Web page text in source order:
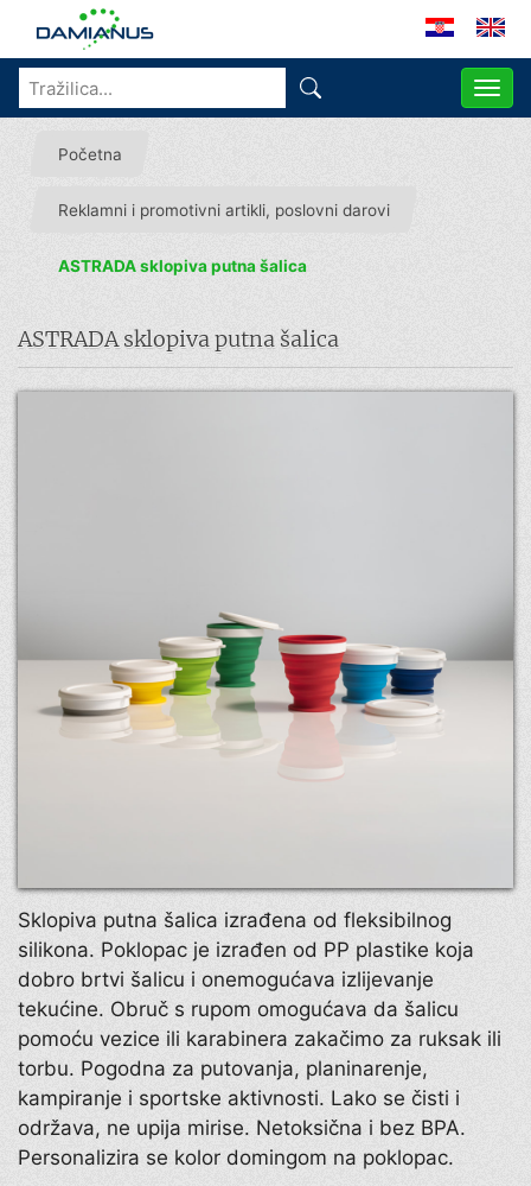
Početna
Reklamni i promotivni artikli, poslovni darovi
ASTRADA sklopiva putna šalica
ASTRADA sklopiva putna šalica
Sklopiva putna šalica izrađena od fleksibilnog
silikona. Poklopac je izrađen od PP plastike koja
dobro brtvi šalicu i onemogućava izlijevanje
tekućine. Obruč s rupom omogućava da šalicu
pomoću vezice ili karabinera zakačimo za ruksak ili
torbu. Pogodna za putovanja, planinarenje,
kampiranje i sportske aktivnosti. Lako se čisti i
održava, ne upija mirise. Netoksična i bez BPA.
Personalizira se kolor domingom na poklopac.